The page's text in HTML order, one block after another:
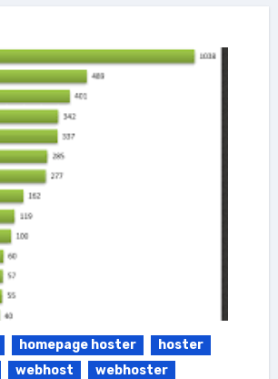
homepage hoster
hoster
webhost
webhoster